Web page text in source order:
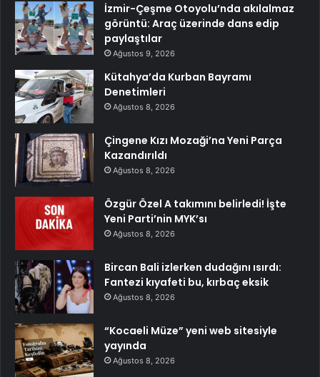
İzmir-Çeşme Otoyolu’nda akılalmaz
görüntü: Araç üzerinde dans edip
paylaştılar
Ağustos 9, 2026
Kütahya’da Kurban Bayramı
Denetimleri
Ağustos 8, 2026
Çingene Kızı Mozaği’na Yeni Parça
Kazandırıldı
Ağustos 8, 2026
Özgür Özel A takımını belirledi! İşte
Yeni Parti’nin MYK’sı
Ağustos 8, 2026
Bircan Bali izlerken dudağını ısırdı:
Fantezi kıyafeti bu, kırbaç eksik
Ağustos 8, 2026
“Kocaeli Müze” yeni web sitesiyle
yayında
Ağustos 8, 2026